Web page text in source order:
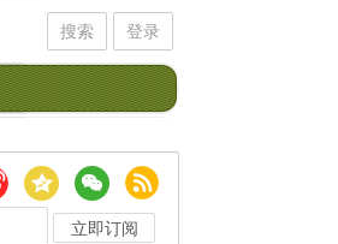
搜索 登录
者，不停拨弄记忆的琴弦。它给我的回应